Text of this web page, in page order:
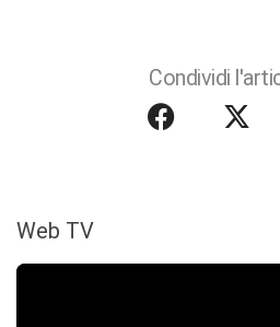
Condividi
Web TV